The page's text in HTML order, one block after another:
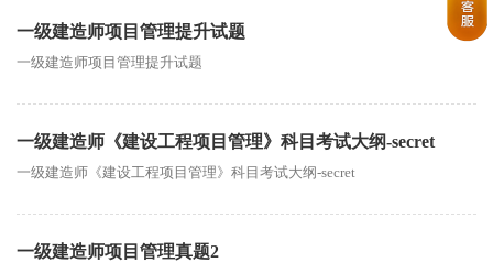
一级建造师项目管理提升试题
一级建造师项目管理提升试题
一级建造师《建设工程项目管理》科目考试大纲-secret
一级建造师《建设工程项目管理》科目考试大纲-secret
一级建造师项目管理真题2